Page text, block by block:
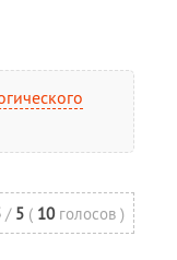
/ 5 ( 10 голосов)